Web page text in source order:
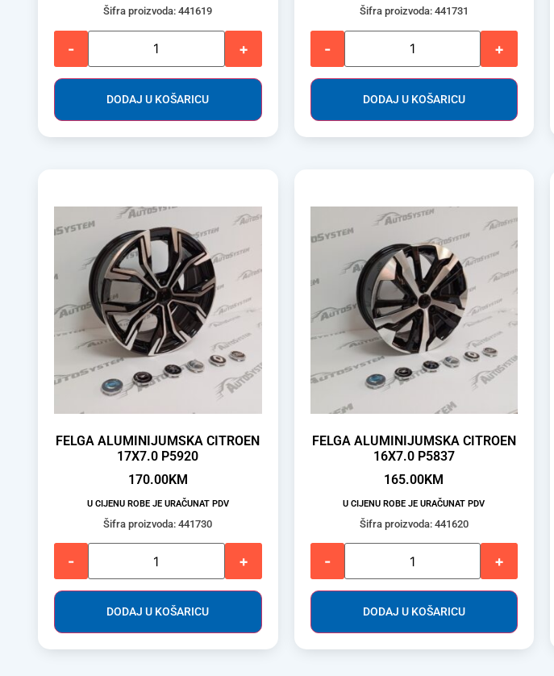
Šifra proizvoda: 441619
- +
DODAJ U KOŠARICU
Šifra proizvoda: 441731
- +
DODAJ U KOŠARICU
FELGA ALUMINIJUMSKA CITROEN
17X7.0 P5920
170.00KM
U CIJENU ROBE JE URAČUNAT PDV
Šifra proizvoda: 441730
- +
DODAJ U KOŠARICU
FELGA ALUMINIJUMSKA CITROEN
16X7.0 P5837
165.00KM
U CIJENU ROBE JE URAČUNAT PDV
Šifra proizvoda: 441620
- +
DODAJ U KOŠARICU